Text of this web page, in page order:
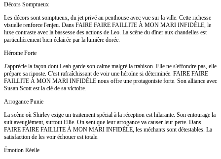
Décors Somptueux
Les décors sont somptueux, du jet privé au penthouse avec vue sur la ville. Cette richesse
visuelle renforce l'enjeu. Dans FAIRE FAIRE FAILLITE À MON MARI INFIDÈLE, le
luxe contraste avec la bassesse des actions de Leo. La scène du dîner aux chandelles est
particulièrement bien éclairée par la lumière dorée.
Héroïne Forte
J'apprécie la façon dont Leah garde son calme malgré la trahison. Elle ne s'effondre pas, elle
prépare sa riposte. C'est rafraîchissant de voir une héroïne si déterminée. FAIRE FAIRE
FAILLITE À MON MARI INFIDÈLE nous offre une protagoniste forte. Son alliance avec
Susan Scott est la clé de sa victoire.
Arrogance Punie
La scène où Shirley exige un traitement spécial à la réception est hilarante. Son entourage la
suit aveuglément, surtout Ellie. On sent que leur arrogance va causer leur perte. Dans
FAIRE FAIRE FAILLITE À MON MARI INFIDÈLE, les méchants sont détestables. La
satisfaction de les voir échouer est totale.
Émotion Réelle